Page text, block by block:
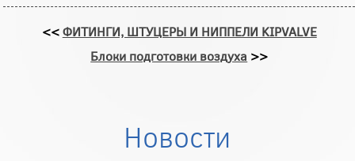
<<ФИТИНГИ, ШТУЦЕРЫ И НИППЕЛИ KIPVALVE
Блоки подготовки воздуха >>
Новости